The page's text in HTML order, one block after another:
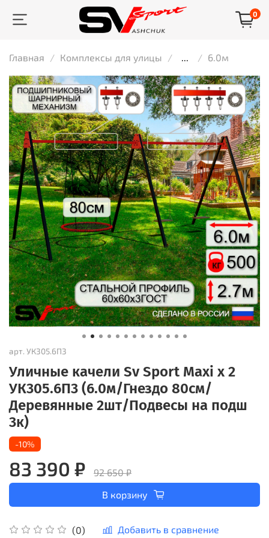
0
Главная Комплексы для улицы ... 6.0м
арт. УК305.6П3
Уличные качели Sv Sport Maxi х 2
УК305.6П3 (6.0м/Гнездо 80см/
Деревянные 2шт/Подвесы на подш
3к)
(0) Добавить в сравнение
-10%
83 390 ₽
92 650 ₽
В корзину